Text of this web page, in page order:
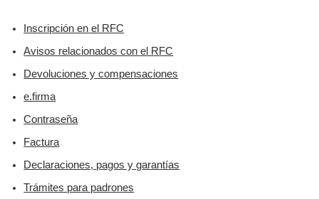
Inscripción en el RFC
Avisos relacionados con el RFC
Devoluciones y compensaciones
e.firma
Contraseña
Factura
Declaraciones, pagos y garantías
Trámites para padrones